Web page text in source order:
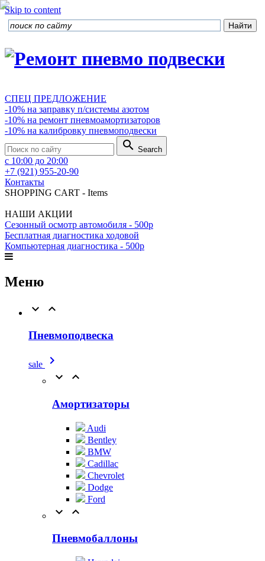
Skip to content
СПЕЦ ПРЕДЛОЖЕНИЕ
-10% на заправку п/системы азотом
-10% на ремонт пневмоамортизаторов
-10% на калибровку пневмоподвески
search Search
с 10:00 до 20:00
+7 (921) 955-20-90
Контакты
SHOPPING CART - Items
НАШИ АКЦИИ
Сезонный осмотр автомобиля - 500р
Бесплатная диагностика ходовой
Компьютерная диагностика - 500р
Меню
 
Пневмоподвеска
sale



Амортизаторы
Audi
Bentley
BMW
Cadillac
Chevrolet
Dodge
Ford
 
Пневмобаллоны